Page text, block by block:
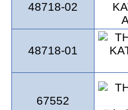
48718-02
48718-01
67552